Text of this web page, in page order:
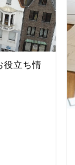
役立ち情